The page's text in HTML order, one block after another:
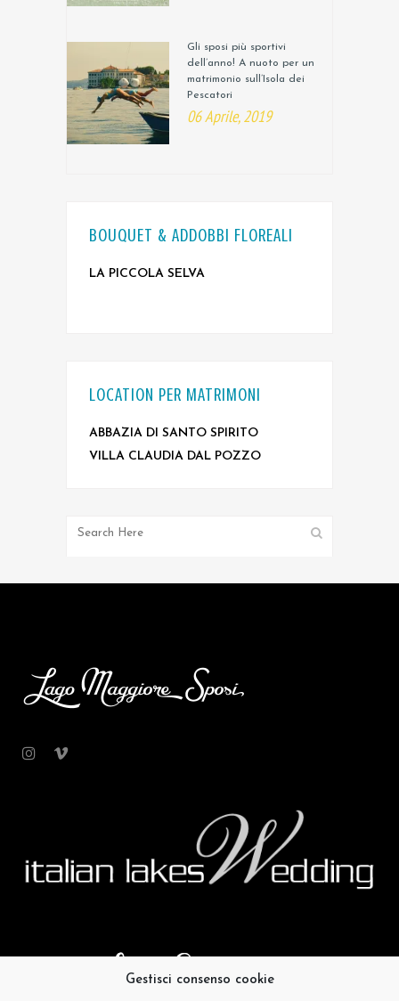
Gestisci consenso cookie
Gli sposi più sportivi
dell’anno! A nuoto per un
matrimonio sull’Isola dei
Pescatori
06 Aprile, 2019
BOUQUET & ADDOBBI FLOREALI
LA PICCOLA SELVA
LOCATION PER MATRIMONI
ABBAZIA DI SANTO SPIRITO
VILLA CLAUDIA DAL POZZO